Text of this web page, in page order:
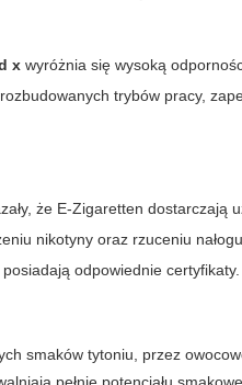
x wyróżnia się wysoką
trybów pracy,
że E-Zigaretten dostarczają
nikotyny oraz rzuceniu
odpowiednie certyfikaty.
smaków tytoniu, przez